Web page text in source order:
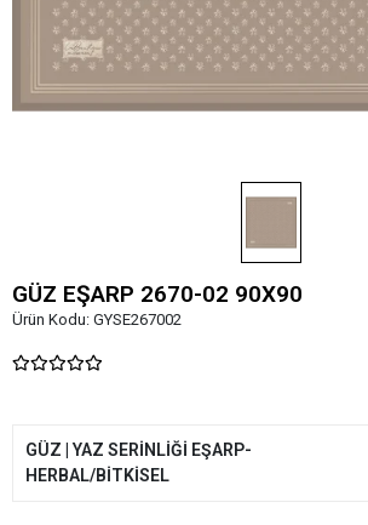
GÜZ EŞARP 2670-02 90X90
Ürün Kodu: GYSE267002
GÜZ | YAZ SERİNLİĞİ EŞARP-
HERBAL/BİTKİSEL